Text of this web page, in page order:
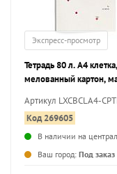
Экспресс-просмотр
Тетрадь 80 л. А4
мелованный картон,
Артикул LXCBCLA4-
Код 269605
В наличии на
Ваш город: Под заказ